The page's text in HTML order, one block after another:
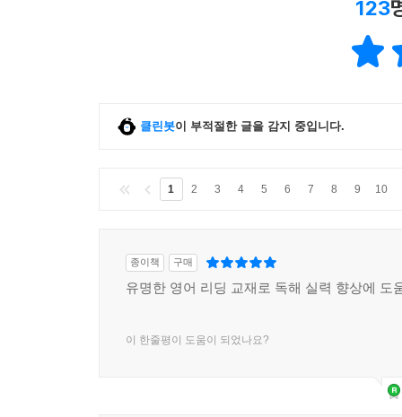
123
클린봇이 부적절한 글을 감지 중입니다.
1 2 3 4 5 6 7 8 9 10
종이책 구매
유명한 영어 리딩 교재로 독해 실력 향상에 도
이 한줄평이 도움이 되었나요?